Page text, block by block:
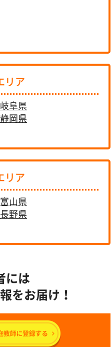
リア
岐阜県
静岡県
リア
富山県
長野県
には
をお届け！